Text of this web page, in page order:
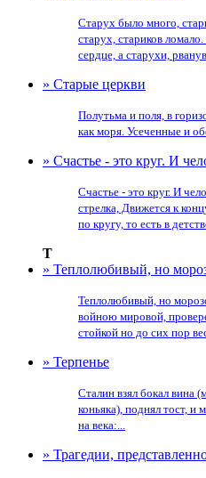
Старух было много,
старух, стариков
сердце, а старухи,
» Старые церкви
Полутьма и поля, в
как моря. Усеченные и
» Счастье - это круг. И
Счастье - это круг. И
стрелка, Движется к
по кругу, то есть в
Т
» Теплолюбивый, но
Теплолюбивый, но
войною мировой,
стойкой но до сих пор
» Терпенье
Сталин взял бокал вина
коньяка), поднял тост, и
на века:...
» Трагедии,